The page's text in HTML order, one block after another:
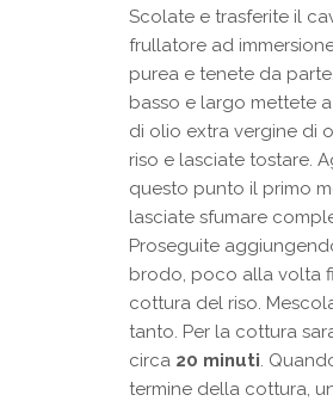
Scolate e trasferite il
frullatore ad
purea e tenete da
basso e largo mettete
di olio extra vergine di
riso e lasciate tostare.
questo punto il primo
lasciate sfumare
Proseguite
brodo, poco alla volta
cottura del riso.
tanto. Per la cottura
circa 20 minuti.
termine della cottura,